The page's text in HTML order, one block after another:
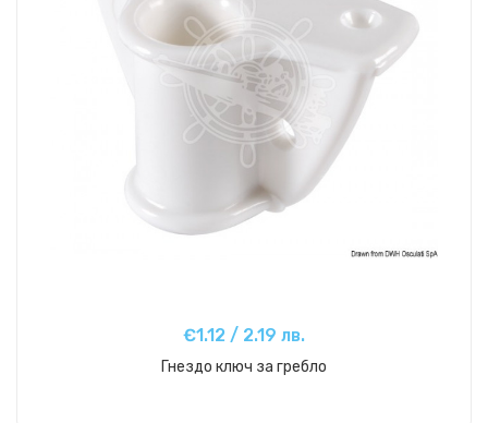
€1.12 / 2.19 лв.
Гнездо ключ за гребло